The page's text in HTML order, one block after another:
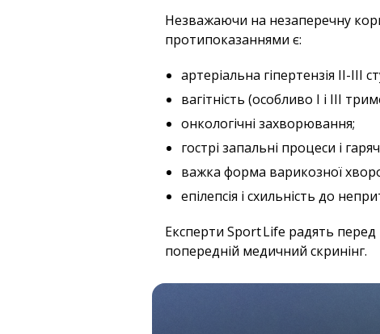
Незважаючи на незаперечну
протипоказаннями є:
артеріальна гіпертензія II-III
вагітність (особливо I і III
онкологічні захворювання;
гострі запальні процеси і
важка форма варикозної
епілепсія і схильність до
Експерти Sport Life радять
попередній медичний скринінг.